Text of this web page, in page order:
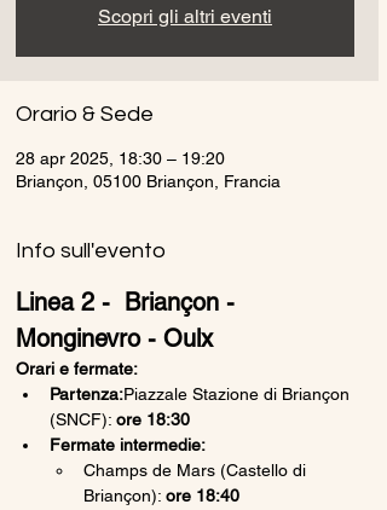
Scopri gli altri eventi
Orario & Sede
28 apr 2025, 18:30 – 19:20
Briançon, 05100 Briançon, Francia
Info sull'evento
Linea 2 -  Briançon -
Monginevro - Oulx
Orari e fermate:
Partenza:Piazzale Stazione di Briançon
(SNCF): ore 18:30
Fermate intermedie:
Champs de Mars (Castello di
Briançon): ore 18:40